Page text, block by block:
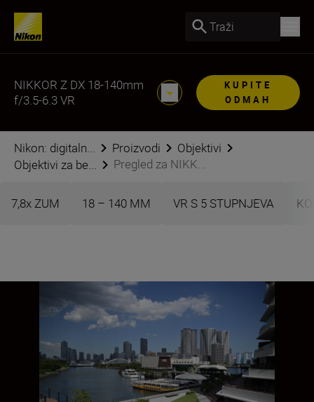
Traži
NIKKOR Z DX 18-140mm
f/3.5-6.3 VR
KUPITE
ODMAH
Nikon: digitaln... Proizvodi
Objektivi
Objektivi za be...
Pregled za NIKK...
7,8x ZUM 18 – 140 MM VR S 5 STUPNJEVA